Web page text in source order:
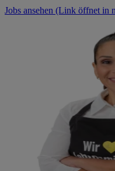
Jobs ansehen (Link öffnet in